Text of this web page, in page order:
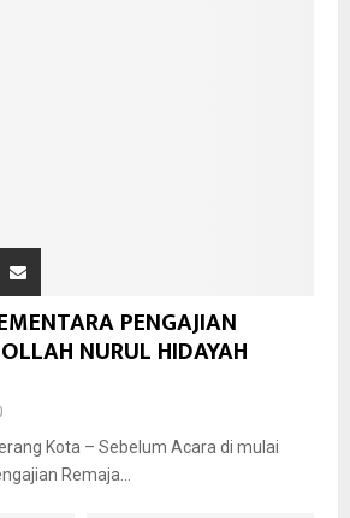
PENGAJIAN
NURUL HIDAYAH
Kota – Sebelum Acara di mulai
Remaja...